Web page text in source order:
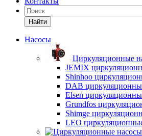
Найти
Насосы
Циркуляционные
JEMIX
Shinhoo
DAB
Elsen
Grundfos
Shimge
LEO